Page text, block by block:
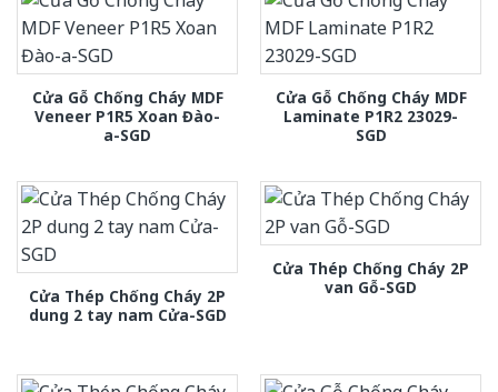
Cửa Gỗ Chống Cháy MDF
Veneer P1R5 Xoan Đào-
a-SGD
Cửa Gỗ Chống Cháy MDF
Laminate P1R2 23029-
SGD
Cửa Thép Chống Cháy 2P
dung 2 tay nam Cửa-SGD
Cửa Thép Chống Cháy 2P
van Gỗ-SGD